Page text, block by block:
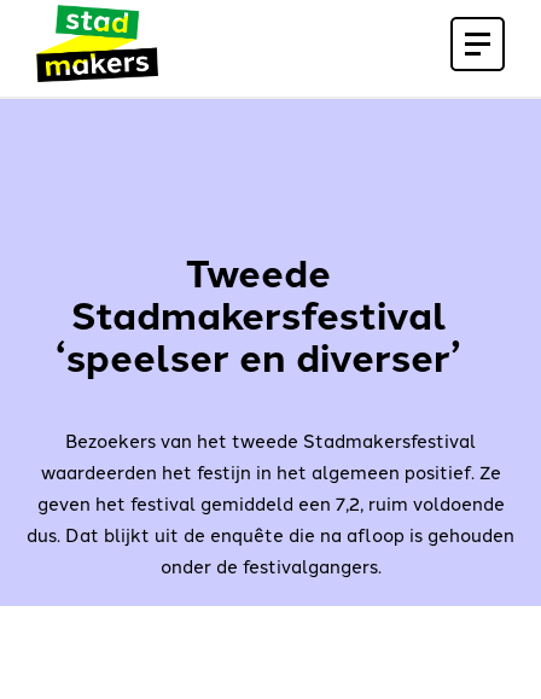
Open
Tweede
Stadmakersfestival
‘speelser en diverser’
Bezoekers van het tweede Stadmakersfestival
waardeerden het festijn in het algemeen positief. Ze
geven het festival gemiddeld een 7,2, ruim voldoende
dus. Dat blijkt uit de enquête die na afloop is gehouden
onder de festivalgangers.